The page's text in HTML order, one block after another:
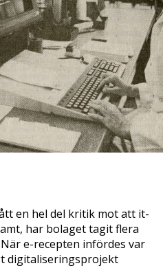
en hel del kritik mot att it-
har bolaget tagit flera
e-recepten infördes var
digitaliseringsprojekt